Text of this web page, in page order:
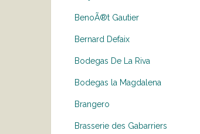
BenoÃ®t Gautier
Bernard Defaix
Bodegas De La Riva
Bodegas la Magdalena
Brangero
Brasserie des Gabarriers